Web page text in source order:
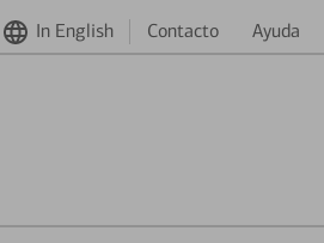
In English Contacto Ayuda